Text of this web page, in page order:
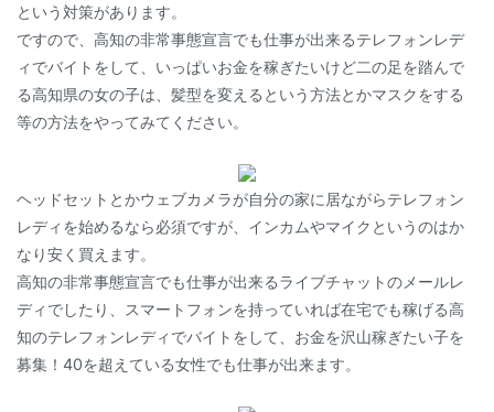
という対策があります。
ですので、高知の非常事態宣言でも仕事が出来るテレフォンレデ
ィでバイトをして、いっぱいお金を稼ぎたいけど二の足を踏んで
る高知県の女の子は、髪型を変えるという方法とかマスクをする
等の方法をやってみてください。
ヘッドセットとかウェブカメラが自分の家に居ながらテレフォン
レディを始めるなら必須ですが、インカムやマイクというのはか
なり安く買えます。
高知の非常事態宣言でも仕事が出来るライブチャットのメールレ
ディでしたり、スマートフォンを持っていれば在宅でも稼げる高
知のテレフォンレディでバイトをして、お金を沢山稼ぎたい子を
募集！40を超えている女性でも仕事が出来ます。